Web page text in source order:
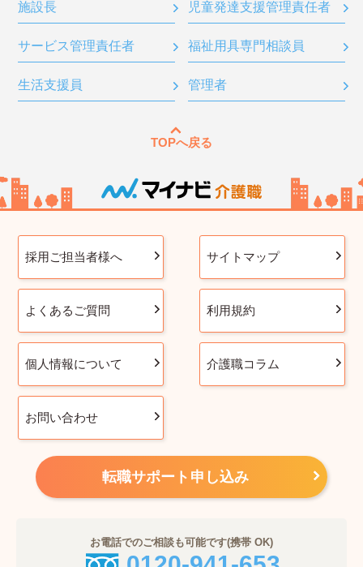
施設長 児童発達支援管理責任者
サービス管理責任者 福祉用具専門相談員
生活支援員 管理者
TOPへ戻る
採用ご担当者様へ サイトマップ
よくあるご質問 利用規約
個人情報について 介護職コラム
お問い合わせ
転職サポート申し込み
お電話でのご相談も可能です(携帯 OK)